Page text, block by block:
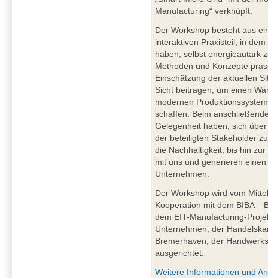
Manufacturing“ verknüpft.
Der Workshop besteht aus
interaktiven Praxisteil, in
haben, selbst energieautark
Methoden und Konzepte
Einschätzung der aktuellen
Sicht beitragen, um einen
modernen
schaffen. Beim
Gelegenheit haben, sich
der beteiligten Stakeholder
die Nachhaltigkeit, bis hin
mit uns und generieren
Unternehmen.
Der Workshop wird vom
Kooperation mit dem BIBA –
dem EIT-Manufacturing-
Unternehmen, der
Bremerhaven, der
ausgerichtet.
Weitere Informationen und